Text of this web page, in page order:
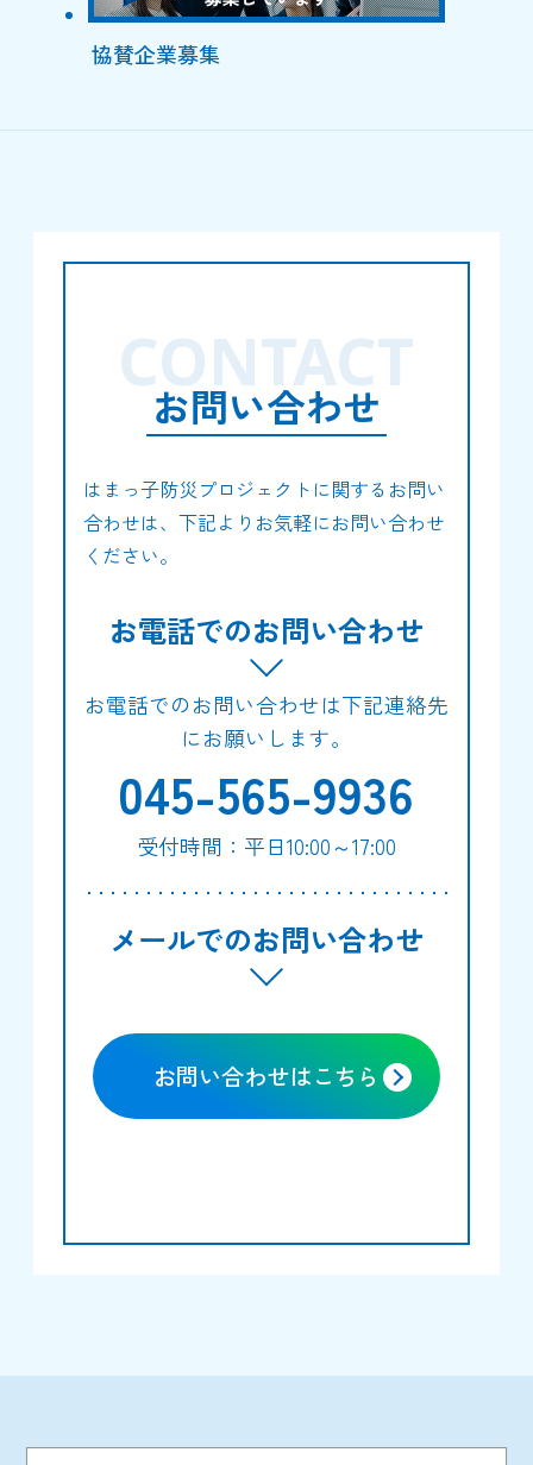
協賛企業募集
お問い合わせ
CONTACT
はまっ子防災プロジェクトに関するお問い
合わせは、下記よりお気軽にお問い合わせ
ください。
お電話でのお問い合わせ
お電話でのお問い合わせは下記連絡先
にお願いします。
045-565-9936
受付時間：平日10:00～17:00
メールでのお問い合わせ
お問い合わせはこちら